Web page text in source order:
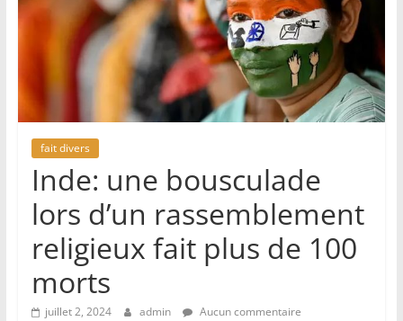
fait divers
Inde: une bousculade
lors d’un rassemblement
religieux fait plus de 100
morts
juillet 2, 2024 admin Aucun commentaire